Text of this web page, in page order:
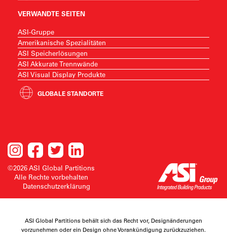
VERWANDTE SEITEN
ASI-Gruppe
Amerikanische Spezialitäten
ASI Speicherlösungen
ASI Akkurate Trennwände
ASI Visual Display Produkte
GLOBALE STANDORTE
©2026 ASI Global Partitions
Alle Rechte vorbehalten
Datenschutzerklärung
ASI Global Partitions behält sich das Recht vor, Designänderungen
vorzunehmen oder ein Design ohne Vorankündigung zurückzuziehen.